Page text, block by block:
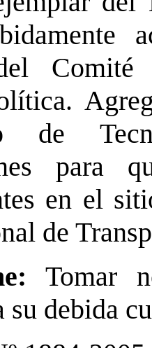
de
para
en el
de
Tomar
su debida